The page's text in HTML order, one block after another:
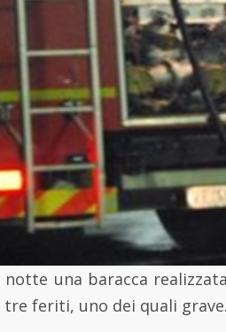
una baracca
tre feriti, uno dei quali grave.